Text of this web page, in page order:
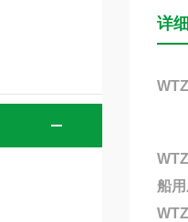
详
船